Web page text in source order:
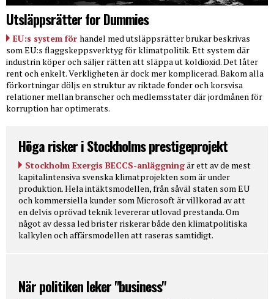
Utsläppsrätter for Dummies
EU:s system för handel med utsläppsrätter brukar beskrivas
som EU:s flaggskeppsverktyg för klimatpolitik. Ett system där
industrin köper och säljer rätten att släppa ut koldioxid. Det låter
rent och enkelt. Verkligheten är dock mer komplicerad. Bakom alla
förkortningar döljs en struktur av riktade fonder och korsvisa
relationer mellan branscher och medlemsstater där jordmånen för
korruption har optimerats.
Höga risker i Stockholms prestigeprojekt
Stockholm Exergis BECCS-anläggningär ett av de mest
kapitalintensiva svenska klimatprojekten som är under
produktion. Hela intäktsmodellen, från såväl staten som EU
och kommersiella kunder som Microsoft är villkorad av att
en delvis oprövad teknik levererar utlovad prestanda. Om
något av dessa led brister riskerar både den klimatpolitiska
kalkylen och affärsmodellen att raseras samtidigt.
När politiken leker "business"